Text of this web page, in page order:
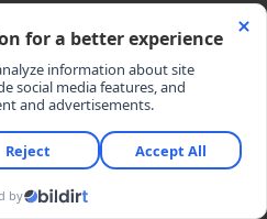
BİLDİRİMİ
2019
Saklıdır
SON DAKİKA